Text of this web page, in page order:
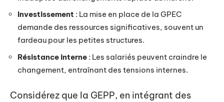
Investissement : La mise en place de la GPEC
demande des ressources significatives, souvent un
fardeau pour les petites structures.
Résistance interne : Les salariés peuvent craindre le
changement, entraînant des tensions internes.
Considérez que la GEPP, en intégrant des